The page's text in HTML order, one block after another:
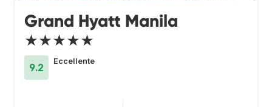
Grand Hyatt Manila
★★★★★
9.2
Eccellente